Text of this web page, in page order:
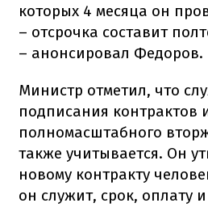
которых 4 месяца он
– отсрочка составит
– анонсировал Федоров.
Министр отметил, что
подписания контрактов
полномасштабного
также учитывается. Он
новому контракту
он служит, срок, оплату